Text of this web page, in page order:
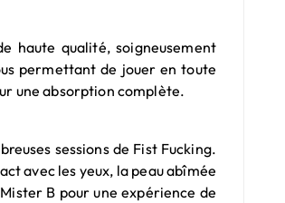
haute qualité, soigneusement
permettant de jouer en toute
une absorption complète.
sessions de Fist Fucking.
avec les yeux, la peau abîmée
B pour une expérience de